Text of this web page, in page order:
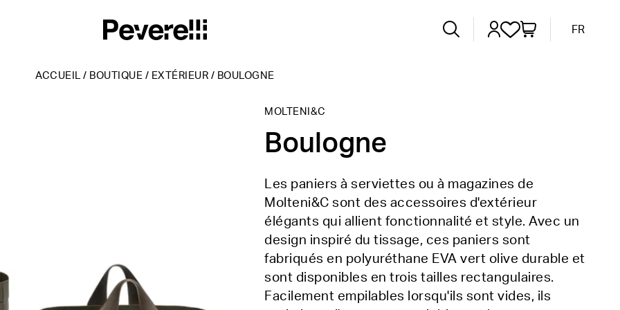
FR
ACCUEIL / BOUTIQUE / EXTÉRIEUR / BOULOGNE
MOLTENI&C
Boulogne
Les paniers à serviettes ou à magazines de
Molteni&C sont des accessoires d'extérieur
élégants qui allient fonctionnalité et style. Avec un
design inspiré du tissage, ces paniers sont
fabriqués en polyuréthane EVA vert olive durable et
sont disponibles en trois tailles rectangulaires.
Facilement empilables lorsqu'ils sont vides, ils